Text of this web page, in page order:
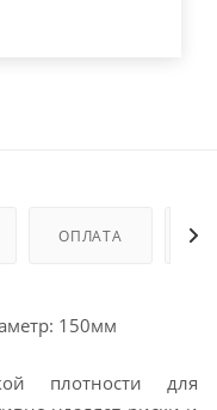
ОПЛАТА
150мм
плотности для